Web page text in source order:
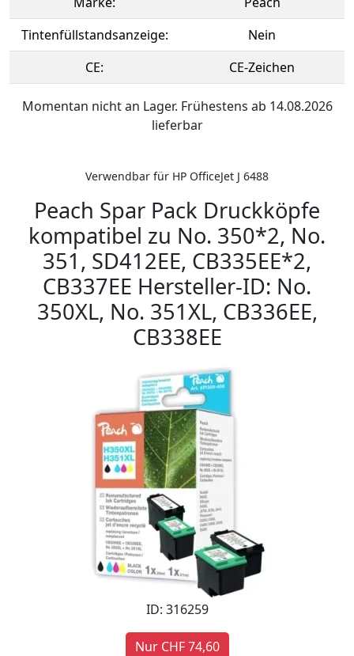
Tintenfüllstandsanzeige:
Nein
CE:
CE-Zeichen
Momentan nicht an Lager. Frühestens ab 14.08.2026
lieferbar
Verwendbar für HP OfficeJet J 6488
Peach Spar Pack Druckköpfe
kompatibel zu No. 350*2, No.
351, SD412EE, CB335EE*2,
CB337EE Hersteller-ID: No.
350XL, No. 351XL, CB336EE,
CB338EE
ID: 316259
Nur CHF 74,60